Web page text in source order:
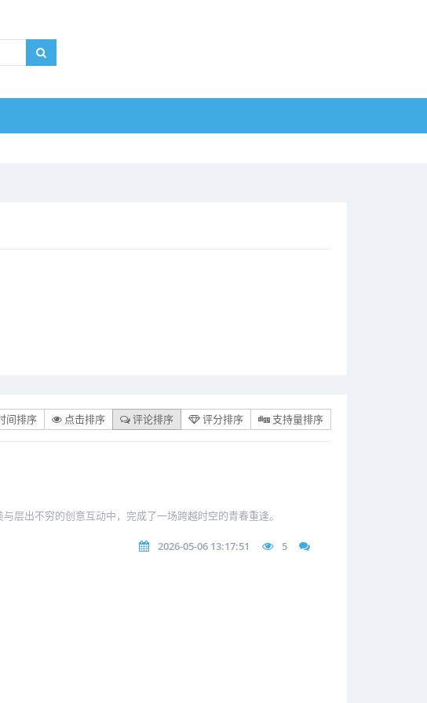
间排序 点击排序 评论排序 评分排序 支持量排序
层出不穷的创意互动中，完成了一场跨越时空的青春重逢。
2026-05-06 13:17:51 5